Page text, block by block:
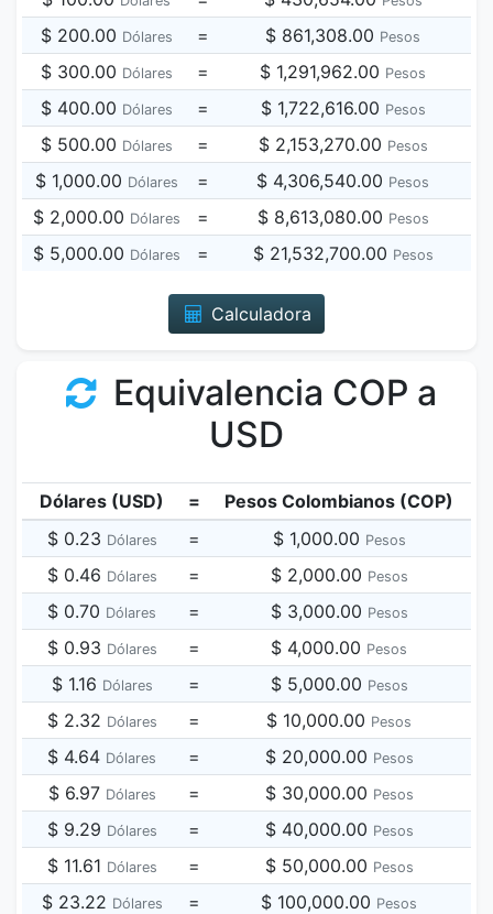
$ 200.00 Dólares = $ 861,308.00 Pesos
$ 300.00 Dólares = $ 1,291,962.00 Pesos
$ 400.00 Dólares = $ 1,722,616.00 Pesos
$ 500.00 Dólares = $ 2,153,270.00 Pesos
$ 1,000.00 Dólares = $ 4,306,540.00 Pesos
$ 2,000.00 Dólares = $ 8,613,080.00 Pesos
$ 5,000.00 Dólares = $ 21,532,700.00 Pesos
Calculadora
Equivalencia COP a
USD
Dólares (USD) =
Pesos Colombianos (COP)
$ 0.23 Dólares = $ 1,000.00 Pesos
$ 0.46 Dólares = $ 2,000.00 Pesos
$ 0.70 Dólares = $ 3,000.00 Pesos
$ 0.93 Dólares = $ 4,000.00 Pesos
$ 1.16 Dólares = $ 5,000.00 Pesos
$ 2.32 Dólares = $ 10,000.00 Pesos
$ 4.64 Dólares = $ 20,000.00 Pesos
$ 6.97 Dólares = $ 30,000.00 Pesos
$ 9.29 Dólares = $ 40,000.00 Pesos
$ 11.61 Dólares = $ 50,000.00 Pesos
$ 23.22 Dólares = $ 100,000.00 Pesos